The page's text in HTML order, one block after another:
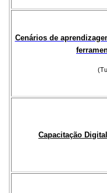
Cenários de
Capacitação